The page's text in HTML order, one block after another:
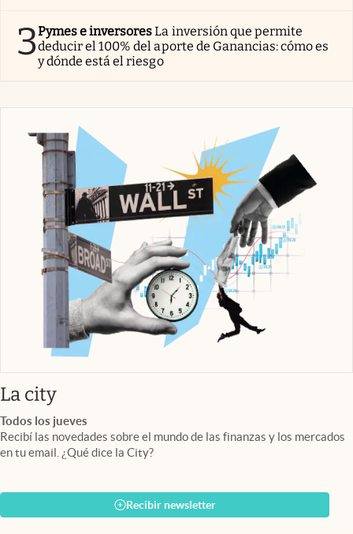
3Pymes e inversoresLa inversión que permite
deducir el 100% del aporte de Ganancias: cómo es
y dónde está el riesgo
La cityabre en nueva pestaña
Todos los jueves
Recibí las novedades sobre el mundo de las finanzas y los mercados
en tu email. ¿Qué dice la City?
Recibir newsletter